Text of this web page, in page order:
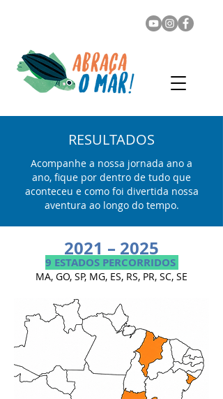
RESULTADOS
Acompanhe a nossa jornada ano a
ano, fique por dentro de tudo que
aconteceu e como foi divertida nossa
aventura ao longo do tempo.
MA, GO, SP, MG, ES, RS, PR, SC, SE
2021 – 2025
9 ESTADOS PERCORRIDOS